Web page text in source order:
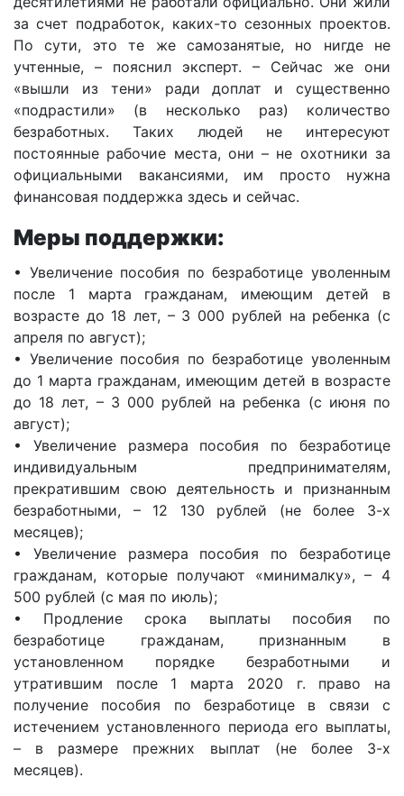
за счет подработок, каких-то сезонных проектов.
По сути, это те же самозанятые, но нигде не
учтенные, – пояснил эксперт. – Сейчас же они
«вышли из тени» ради доплат и существенно
«подрастили» (в несколько раз) количество
безработных. Таких людей не интересуют
постоянные рабочие места, они – не охотники за
официальными вакансиями, им просто нужна
финансовая поддержка здесь и сейчас.
Меры поддержки:
• Увеличение пособия по безработице уволенным
после 1 марта гражданам, имеющим детей в
возрасте до 18 лет, – 3 000 рублей на ребенка (с
апреля по август);
• Увеличение пособия по безработице уволенным
до 1 марта гражданам, имеющим детей в возрасте
до 18 лет, – 3 000 рублей на ребенка (с июня по
август);
• Увеличение размера пособия по безработице
индивидуальным предпринимателям,
прекратившим свою деятельность и признанным
безработными, – 12 130 рублей (не более 3-х
месяцев);
• Увеличение размера пособия по безработице
гражданам, которые получают «минималку», – 4
500 рублей (с мая по июль);
• Продление срока выплаты пособия по
безработице гражданам, признанным в
установленном порядке безработными и
утратившим после 1 марта 2020 г. право на
получение пособия по безработице в связи с
истечением установленного периода его выплаты,
– в размере прежних выплат (не более 3-х
месяцев).